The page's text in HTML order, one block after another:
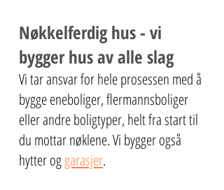
Nøkkelferdig hus - vi
bygger hus av alle slag
Vi tar ansvar for hele prosessen med å
bygge eneboliger, flermannsboliger
eller andre boligtyper, helt fra start til
du mottar nøklene. Vi bygger også
hytter oggarasjer.